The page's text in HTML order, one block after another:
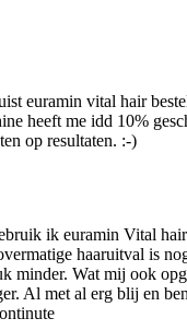
euramin vital hair
heeft me idd 10%
op resultaten. :-)
ik euramin Vital
haaruitval is
minder. Wat mij ook
Al met al erg blij en